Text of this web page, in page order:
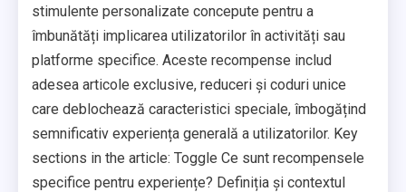
stimulente personalizate concepute pentru a
îmbunătăți implicarea utilizatorilor în activități sau
platforme specifice. Aceste recompense includ
adesea articole exclusive, reduceri și coduri unice
care deblochează caracteristici speciale, îmbogățind
semnificativ experiența generală a utilizatorilor. Key
sections in the article: Toggle Ce sunt recompensele
specifice pentru experiențe? Definiția și contextul